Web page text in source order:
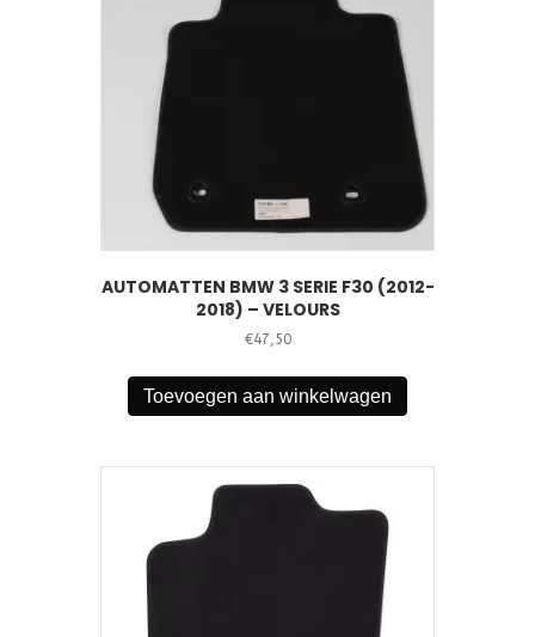
AUTOMATTEN BMW 3 SERIE F30 (2012-
2018) – VELOURS
€47,50
Toevoegen aan winkelwagen